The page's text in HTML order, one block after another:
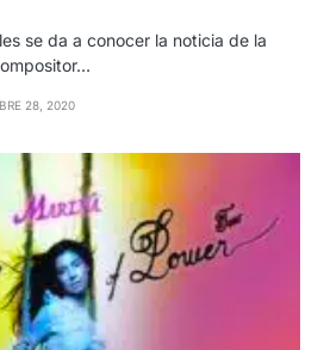
se da a conocer la noticia de la
28, 2020